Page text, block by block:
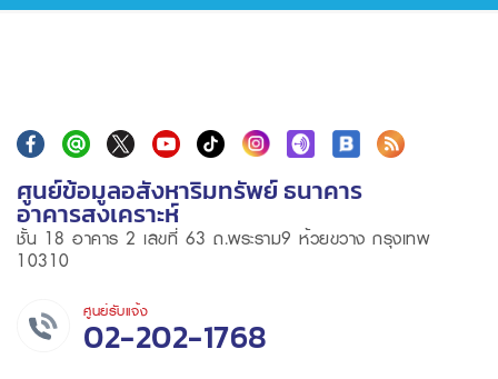
ศูนย์ข้อมูลอสังหาริมทรัพย์ ธนาคาร
อาคารสงเคราะห์
ชั้น 18 อาคาร 2 เลขที่ 63 ถ.พระราม9 ห้วยขวาง กรุงเทพ
10310
ศูนย์รับแจ้ง
02-202-1768